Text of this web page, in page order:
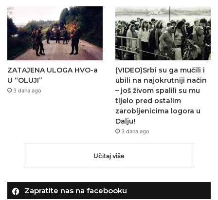
ZATAJENA ULOGA HVO-a
U “OLUJI”
3 dana ago
(VIDEO)Srbi su ga mučili i
ubili na najokrutniji način
– još živom spalili su mu
tijelo pred ostalim
zarobljenicima logora u
Dalju!
3 dana ago
Učitaj više
Zapratite nas na facebooku